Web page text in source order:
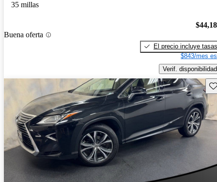
35 millas
Buena oferta
El precio incluye tasas
$843/mes
Verif. disponibilidad